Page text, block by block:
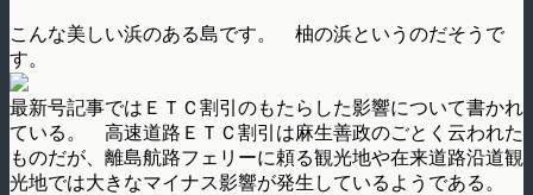
こんな美しい浜のある島です。 柚の浜というのだそうで
す。
最新号記事ではＥＴＣ割引のもたらした影響について書かれ
ている。 高速道路ＥＴＣ割引は麻生善政のごとく云われた
ものだが、離島航路フェリーに頼る観光地や在来道路沿道観
光地では大きなマイナス影響が発生しているようである。